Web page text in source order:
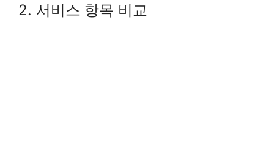
2. 서비스 항목 비교